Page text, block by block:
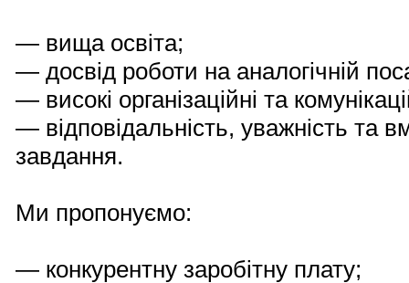
— вища освіта;
— досвід роботи на аналогічній
— високі організаційні та
— відповідальність, уважність та
завдання.
Ми пропонуємо:
— конкурентну заробітну плату;